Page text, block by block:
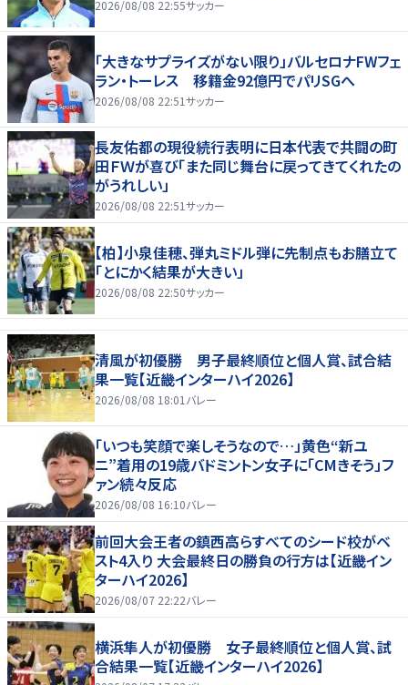
2026/08/08 22:55サッカー
「大きなサプライズがない限り」バルセロナFWフェ
ラン・トーレス 移籍金92億円でパリSGへ
2026/08/08 22:51サッカー
長友佑都の現役続行表明に日本代表で共闘の町
田ＦＷが喜び「また同じ舞台に戻ってきてくれたの
がうれしい」
2026/08/08 22:51サッカー
【柏】小泉佳穂、弾丸ミドル弾に先制点もお膳立て
「とにかく結果が大きい」
2026/08/08 22:50サッカー
清風が初優勝 男子最終順位と個人賞、試合結
果一覧【近畿インターハイ2026】
2026/08/08 18:01 バレー
「いつも笑顔で楽しそうなので…」黄色“新ユ
ニ”着用の19歳バドミントン女子に「CMきそう」フ
ァン続々反応
2026/08/08 16:10バレー
前回大会王者の鎮西高らすべてのシード校がベ
スト4入り 大会最終日の勝負の行方は【近畿イン
ターハイ2026】
2026/08/07 22:22バレー
横浜隼人が初優勝 女子最終順位と個人賞、試
合結果一覧【近畿インターハイ2026】